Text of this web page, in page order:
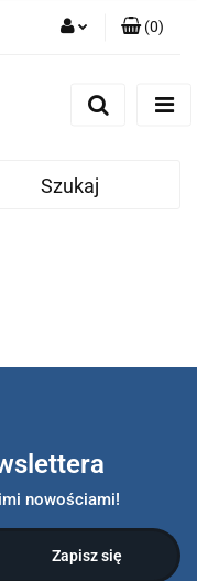
(0)
Szukaj
nowościami!